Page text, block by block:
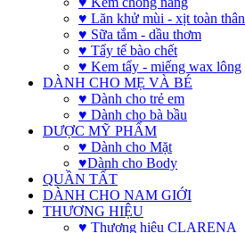
♥ Lăn khử mùi - xịt toàn thân
♥ Sữa tắm - dầu thơm
♥ Tẩy tế bào chết
♥ Kem tẩy - miếng wax lông
DÀNH CHO MẸ VÀ BÉ
♥ Dành cho trẻ em
♥ Dành cho bà bầu
DƯỢC MỸ PHẨM
♥ Dành cho Mặt
♥Dành cho Body
QUẦN TẤT
DÀNH CHO NAM GIỚI
THƯƠNG HIỆU
♥ Thương hiệu CLARENA